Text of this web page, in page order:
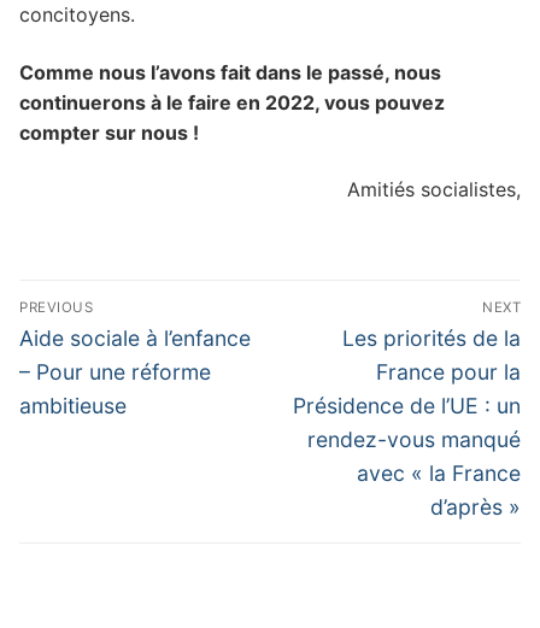
concitoyens.
Comme nous l’avons fait dans le passé, nous
continuerons à le faire en 2022, vous pouvez
compter sur nous !
Amitiés socialistes,
Navigation
de
l’article
PREVIOUS
Previous
post:
Aide sociale à l’enfance
– Pour une réforme
ambitieuse
NEXT
Next
post:
Les priorités de la
France pour la
Présidence de l’UE : un
rendez-vous manqué
avec « la France
d’après »